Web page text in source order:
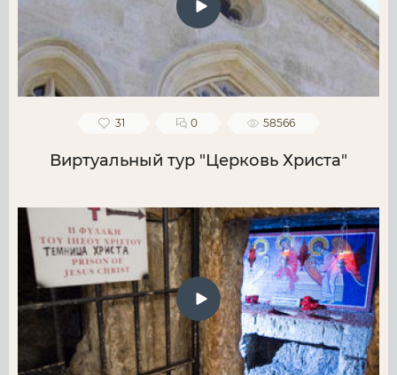
31 0 58566
Виртуальный тур "Церковь Христа"